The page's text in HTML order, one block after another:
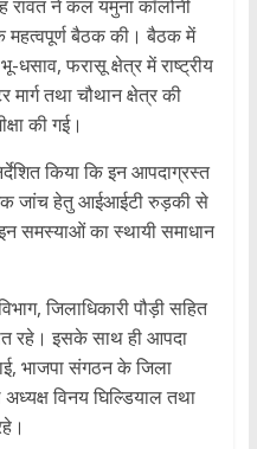
रावत ने कल यमुना कॉलोनी
बैठक की। बैठक में
धसाव, फरासू क्षेत्र में राष्ट्रीय
मार्ग तथा चौथान क्षेत्र की
की गई।
किया कि इन आपदाग्रस्त
जांच हेतु आईआईटी रुड़की से
समस्याओं का स्थायी समाधान
जिलाधिकारी पौड़ी सहित
रहे। इसके साथ ही आपदा
भाजपा संगठन के जिला
विनय घिल्डियाल तथा